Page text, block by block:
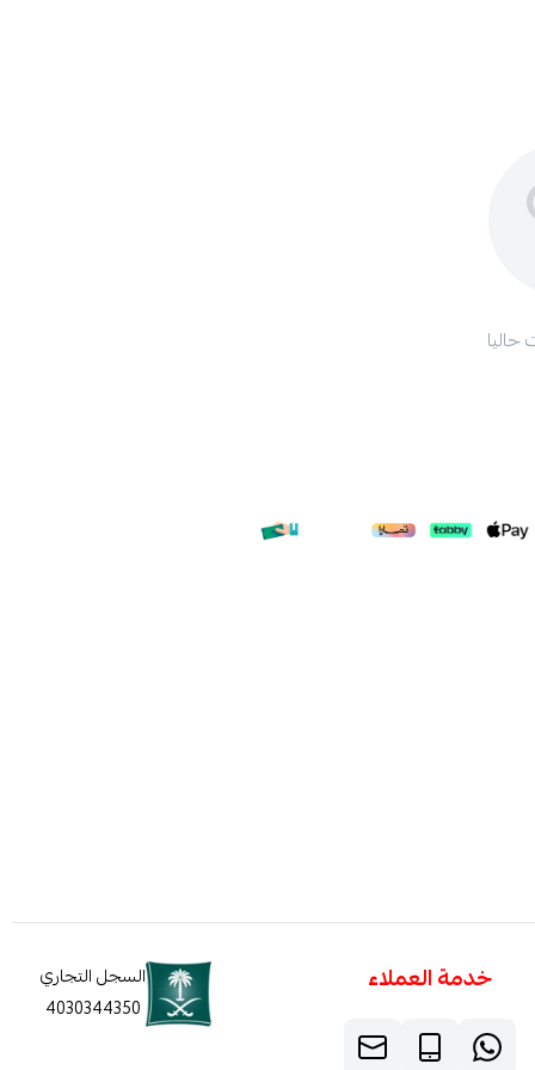
حاليا
خدمة العملاء
السجل التجاري
4030344350